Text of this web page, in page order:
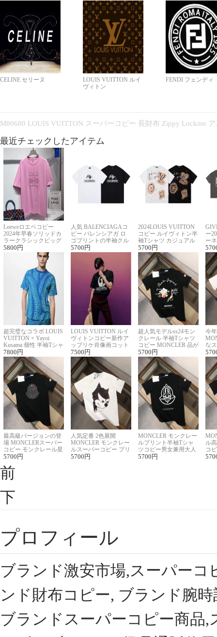
CELINE セリーヌ
LOUIS VUITTON ルイ
ヴィトン
FENDI フェンディ
M80680 LOUIS VUITTON スーパーコピー 長財布 Zippy Lockme
最近チェックしたアイテム
Loeweロエベコピー
2024年早春ソリッドカ
ラークラシックビッグ
ロゴ刺繍Tシャツ
5800 円
人気 BALENCIAGAコ
ピー バレンシアガ ロ
ゴプリントの半袖クル
ーネックTシャツ
5700 円
2024LOUIS VUITTON
コピー ルイヴィトン半
袖Tシャツ カジュアル
に馴染む 2色展開
5700 円
ー
ー
ー
超完璧なコラボ LOUIS
VUITTON × Yayoi
Kusama 個性 半袖Tシャ
ツコピー男女兼用
7800 円
LOUIS VUITTON ルイ
ヴィトンコピー新作ア
ップリケ肖像画コット
ンニット半袖Tシャツ
7500 円
超人気モデルss24モン
クレール 半袖Tシャツ
コピー MONCLER 品が
良く見た目
5700 円
今
な
ル
最高級バージョンの登
場 MONCLERスーパー
コピー モンクレール星
座半袖Tシャツ
5700 円
人気定番 2色展開
MONCLER モンクレー
ルスーパーコピー プリ
ント半袖Tシャツ
5700 円
MONCLER モンクレー
ルプリント半袖Tシャ
ツコピー男女兼用大人
可愛い春夏コーデ
5700 円
ル
コ
ィ
前
下
プロフィール
ブランド激安市場,スーパー
ンド財布コピー, ブランド腕
ブランドスーパーコピー商品